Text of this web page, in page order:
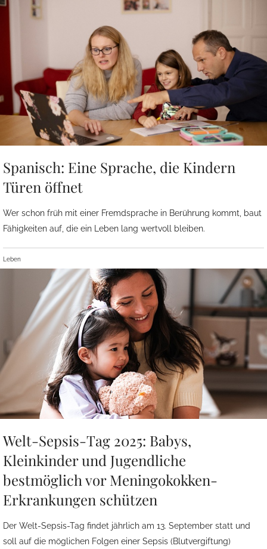
Spanisch: Eine Sprache, die Kindern
Türen öffnet
Wer schon früh mit einer Fremdsprache in Berührung kommt, baut
Fähigkeiten auf, die ein Leben lang wertvoll bleiben.
Leben
Welt-Sepsis-Tag 2025: Babys,
Kleinkinder und Jugendliche
bestmöglich vor Meningokokken-
Erkrankungen schützen
Der Welt-Sepsis-Tag findet jährlich am 13. September statt und
soll auf die möglichen Folgen einer Sepsis (Blutvergiftung)